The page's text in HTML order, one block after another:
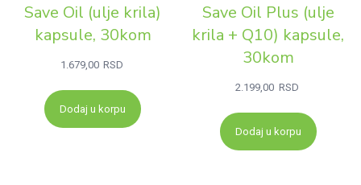
Save Oil (ulje krila)
kapsule, 30kom
1.679,00 RSD
Dodaj u korpu
Save Oil Plus (ulje
krila + Q10) kapsule,
30kom
2.199,00 RSD
Dodaj u korpu